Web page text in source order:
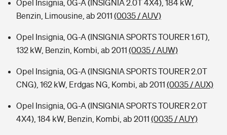
Opel Insignia, 0G-A (INSIGNIA 2.0T 4X4), 184 kW,
Benzin, Limousine, ab 2011 (0035 / AUV)
Opel Insignia, 0G-A (INSIGNIA SPORTS TOURER 1.6T),
132 kW, Benzin, Kombi, ab 2011 (0035 / AUW)
Opel Insignia, 0G-A (INSIGNIA SPORTS TOURER 2.0T
CNG), 162 kW, Erdgas NG, Kombi, ab 2011 (0035 / AUX)
Opel Insignia, 0G-A (INSIGNIA SPORTS TOURER 2.0T
4X4), 184 kW, Benzin, Kombi, ab 2011 (0035 / AUY)